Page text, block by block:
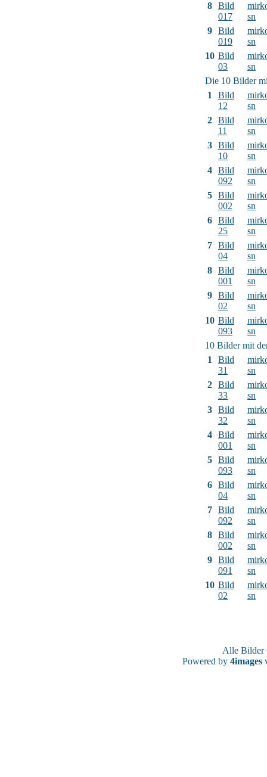
8 Bild
017
sn
9 Bild
019
sn
10 Bild
03
sn
Die 10 Bilder
1
Bild
12
sn
2 Bild
11
sn
3 Bild
10
sn
4 Bild
092
sn
5 Bild
002
sn
6 Bild
25
sn
7 Bild
04
sn
8 Bild
001
sn
9 Bild
02
sn
10 Bild
093
sn
10 Bilder mit
1
Bild
31
sn
2 Bild
33
sn
3 Bild
32
sn
4 Bild
001
sn
5 Bild
093
sn
6 Bild
04
sn
7 Bild
092
sn
8 Bild
002
sn
9 Bild
091
sn
10 Bild
02
sn
Alle
Powered by 4images